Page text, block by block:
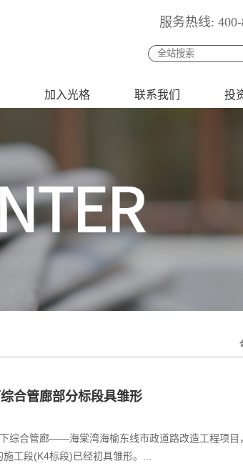
服务热线:
加入光格 联系我们 投
合管廊部分标段具雏形
综合管廊——海棠湾海榆东线市政道路改造工程项目
工段(K4标段)已经初具雏形。...